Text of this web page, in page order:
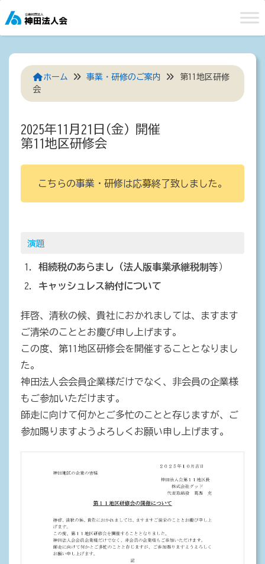
to
content
ホーム 事業・研修のご案内
第11地区研修
会
2025年11月21日(金) 開催
第11地区研修会
こちらの事業・研修は応募終了致しました。
演題
相続税のあらまし（法人版事業承継税制等）
キャッシュレス納付について
拝啓、清秋の候、貴社におかれましては、ますます
ご清栄のこととお慶び申し上げます。
この度、第11地区研修会を開催することとなりまし
た。
神田法人会会員企業様だけでなく、非会員の企業様
もご参加いただけます。
師走に向けて何かとご多忙のことと存じますが、ご
参加賜りますようよろしくお願い申し上げます。